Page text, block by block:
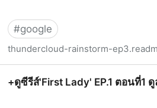
#google
thundercloud-rainstorm-
+ดูซีรีส์'First Lady' EP.1 ตอนที่1